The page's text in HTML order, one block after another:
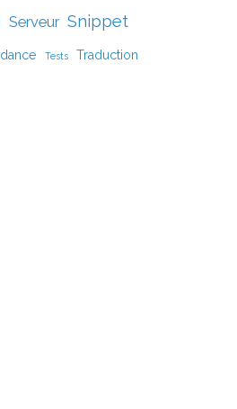
Serveur Snippet
Tests Traduction